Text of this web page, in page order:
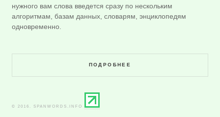
нужного вам слова введется сразу по нескольким
алгоритмам, базам данных, словарям, энциклопедям
одновременно.
ПОДРОБНЕЕ
© 2016. SPANWORDS.INFO